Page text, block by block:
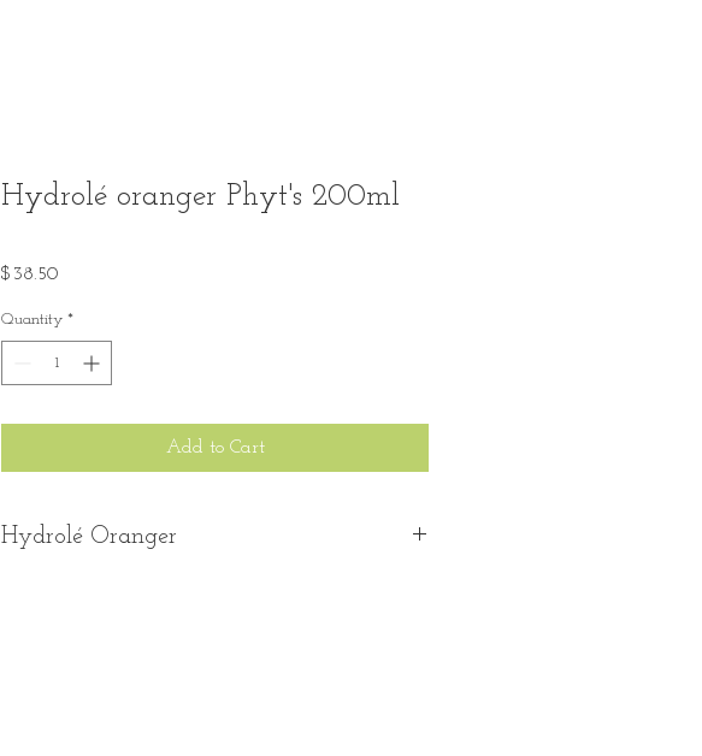
Hydrolé oranger Phyt's 200ml
$38.50
Quantity *
Add to Cart
Hydrolé Oranger